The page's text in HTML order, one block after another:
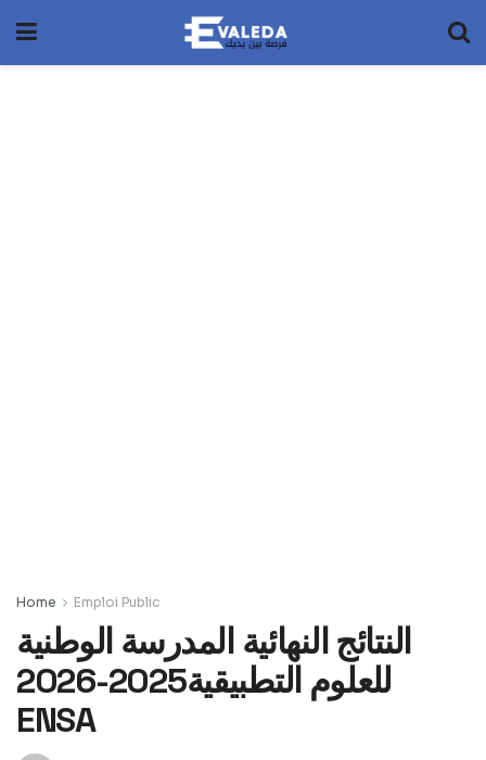
Home Emploi Public
النتائج النهائية المدرسة الوطنية
للعلوم التطبيقية2025-2026
ENSA